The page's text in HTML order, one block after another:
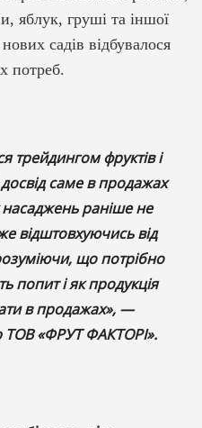
яблук, груші та іншої
садів відбувалося
потреб.
трейдингом фруктів і
саме в продажах
раніше не
відштовхуючись від
що потрібно
попит і як продукція
в продажах», —
ТОВ «ФРУТ ФАКТОРІ».